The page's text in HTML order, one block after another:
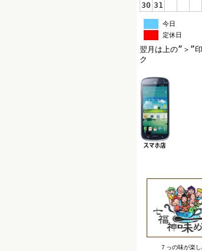
30 31
今日
定休日
翌月は上の”＞”
ク
７っの味が楽